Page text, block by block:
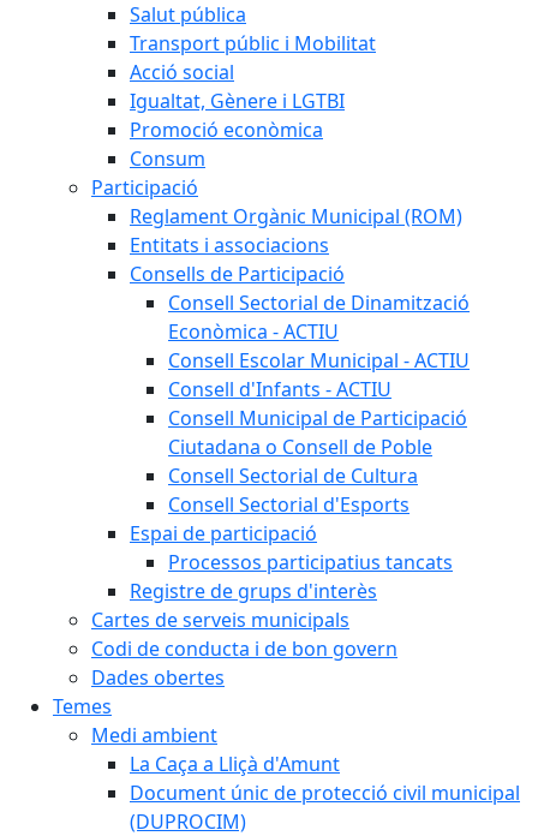
Salut pública
Transport públic i Mobilitat
Acció social
Igualtat, Gènere i LGTBI
Promoció econòmica
Consum
Participació
Reglament Orgànic Municipal (ROM)
Entitats i associacions
Consells de Participació
Consell Sectorial de Dinamització
Econòmica - ACTIU
Consell Escolar Municipal - ACTIU
Consell d'Infants - ACTIU
Consell Municipal de Participació
Ciutadana o Consell de Poble
Consell Sectorial de Cultura
Consell Sectorial d'Esports
Espai de participació
Processos participatius tancats
Registre de grups d'interès
Cartes de serveis municipals
Codi de conducta i de bon govern
Dades obertes
Temes
Medi ambient
La Caça a Lliçà d'Amunt
Document únic de protecció civil municipal
(DUPROCIM)